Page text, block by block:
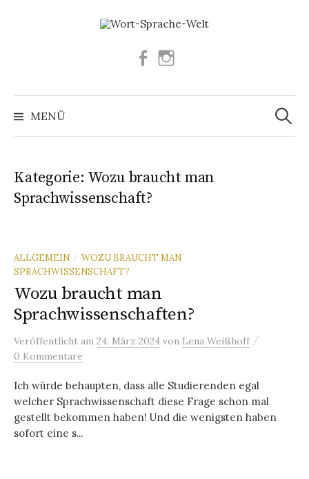
Facebook
MENÜ
Suchen
nach:
Kategorie: Wozu braucht man
Sprachwissenschaft?
ALLGEMEIN / WOZU BRAUCHT MAN
SPRACHWISSENSCHAFT?
Wozu braucht man
Sprachwissenschaften?
Veröffentlicht am 24. März 2024 von Lena Weißhoff /
0 Kommentare
Ich würde behaupten, dass alle Studierenden egal
welcher Sprachwissenschaft diese Frage schon mal
gestellt bekommen haben! Und die wenigsten haben
sofort eine s...